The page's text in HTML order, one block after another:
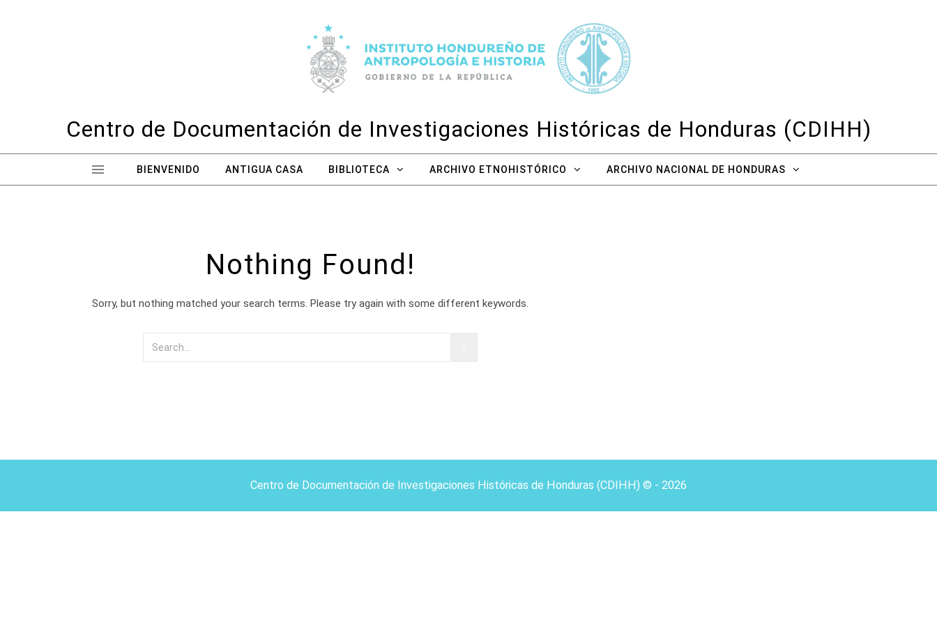
Centro de Documentación de Investigaciones Históricas de Honduras (CDIHH)
BIENVENIDO ANTIGUA CASA BIBLIOTECA ARCHIVO ETNOHISTÓRICO ARCHIVO NACIONAL DE HONDURAS
Nothing Found!
Sorry, but nothing matched your search terms. Please try again with some different keywords.
Centro de Documentación de Investigaciones Históricas de Honduras (CDIHH) © - 2026